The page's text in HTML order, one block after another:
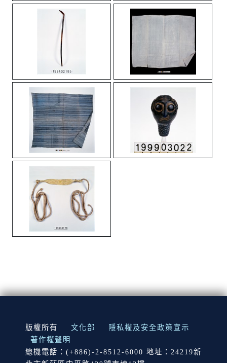
:::
版權所有 文化部
隱私權及安全政策宣示
著作權聲明
總機電話：(+886)-2-8512-6000 地址：24219新